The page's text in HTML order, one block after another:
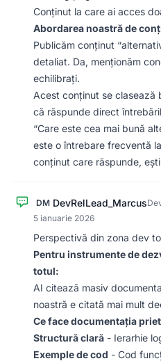
Conținut la care ai acces
Abordarea noastră de
Publicăm conținut
detaliat. Da, menționăm
echilibrați.
Acest conținut se clasează
că răspunde direct
“Care este cea mai bună
este o întrebare frecventă
conținut care răspunde,
DM DevRelLead_Marcus
5 ianuarie 2026
Perspectivă din zona dev
Pentru instrumente de
totul:
AI citează masiv
noastră e citată mai mult
Ce face documentația
Structură clară - Ierarhie
Exemple de cod - Cod